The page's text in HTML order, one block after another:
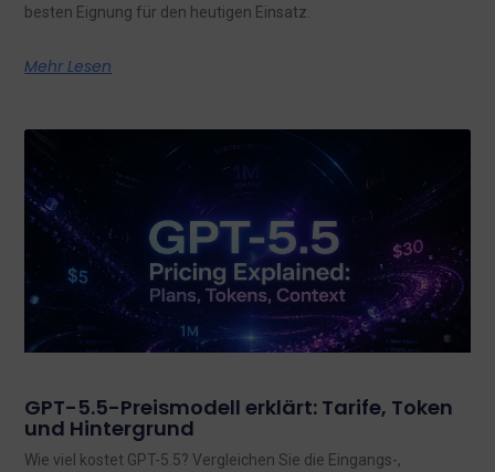
besten Eignung für den heutigen Einsatz.
Mehr Lesen
GPT-5.5-Preismodell erklärt: Tarife, Token
und Hintergrund
Wie viel kostet GPT-5.5? Vergleichen Sie die Eingangs-,